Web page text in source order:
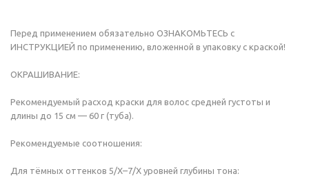
Перед применением обязательно ОЗНАКОМЬТЕСЬ с
ИНСТРУКЦИЕЙ по применению, вложенной в упаковку с краской!
ОКРАШИВАНИЕ:
Рекомендуемый расход краски для волос средней густоты и
длины до 15 см — 60 г (туба).
Рекомендуемые соотношения:
Для тёмных оттенков 5/Х–7/Х уровней глубины тона: